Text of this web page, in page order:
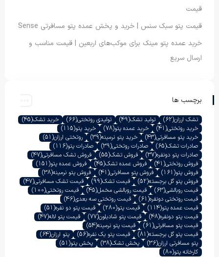
قیمت
قیمت پتو سبک سنس | خرید و پخش عمده پتو مسافرتی Sense
خرید عمده پتو مینک برای موکب‌های اربعین | قیمت مناسب و
ارسال سریع
برچسب ها
تشک ارزان(62) تولید تشک(49) تولیدی روتختی(66) خرید تشک(45)
خرید روتختی(41) خرید عمده پتو(78) خرید پتو(115)
خرید پتو مسافرتی(43) خرید پتو نرمینه(39) روتختی ارزان(51)
صادرات تشک(65) صادرات روتختی(39) صادرات پتو(116)
صادرات پتو دونفره(37) فروش تشک(55) فروش تشک مسافرتی(47)
فروش روتختی(41) فروش عمده تشک(45) فروش عمده پتو(151)
فروش پتو(161) فروش پتو مسافرتی(41) فروش پتو نرمینه(38)
فروش پتو گل برجسته(52) قیمت تشک(99) قیمت تشک مسافرتی(47)
قیمت روبالشی(63) قیمت روبالشی مخمل(45) قیمت روتختی(100)
قیمت روتختی دونفره(61) قیمت روتختی سه بعدی(46)
قیمت عمده پتو(114) قیمت پتو(280) قیمت پتو دو نفره(51)
قیمت پتو دونفره(48) قیمت پتو شادیلون(77) قیمت پتو لاله(47)
قیمت پتو مسافرتی(61) قیمت پتو نرمینه(54)
قیمت پتو گل برجسته(81) قیمت پتو یک نفره(56) پتو ارزان(64)
پتو مسافرتی ارزان(36) پخش تشک(38) پخش پتو(51)
کارخانه پتو(80)